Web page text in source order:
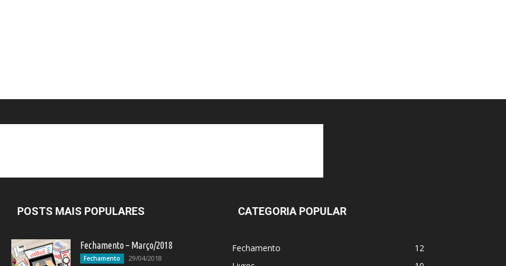
POSTS MAIS POPULARES
Fechamento – Março/2018
Fechamento 29/04/2018
CATEGORIA POPULAR
Fechamento
12